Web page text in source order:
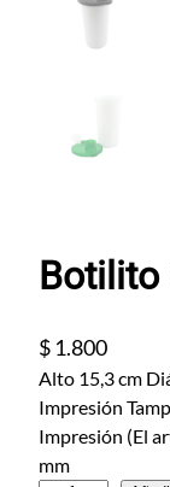
Botilito
$ 1.800
Alto 15,3 cm
Impresión
Impresión (El
mm